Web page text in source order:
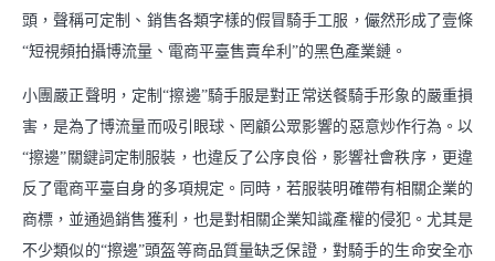
助力市場繁榮
中華老字號服務包
社會
推動綠色消費
頭，聲稱可定制、銷售各類字樣的假冒騎手工服，儼然形成了壹條
“短視頻拍攝博流量、電商平臺售賣牟利”的黑色產業鏈。
小團嚴正聲明，定制“擦邊”騎手服是對正常送餐騎手形象的嚴重損
害，是為了博流量而吸引眼球、罔顧公眾影響的惡意炒作行為。以
“擦邊”關鍵詞定制服裝，也違反了公序良俗，影響社會秩序，更違
反了電商平臺自身的多項規定。同時，若服裝明確帶有相關企業的
商標，並通過銷售獲利，也是對相關企業知識產權的侵犯。尤其是
不少類似的“擦邊”頭盔等商品質量缺乏保證，對騎手的生命安全亦